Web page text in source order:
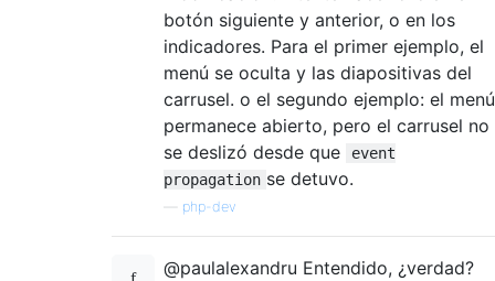
botón siguiente y anterior, o en los
indicadores. Para el primer ejemplo, el
menú se oculta y las diapositivas del
carrusel. o el segundo ejemplo: el menú
permanece abierto, pero el carrusel no
se deslizó desde que
event
propagation se detuvo.
php-dev
@paulalexandru Entendido, ¿verdad?